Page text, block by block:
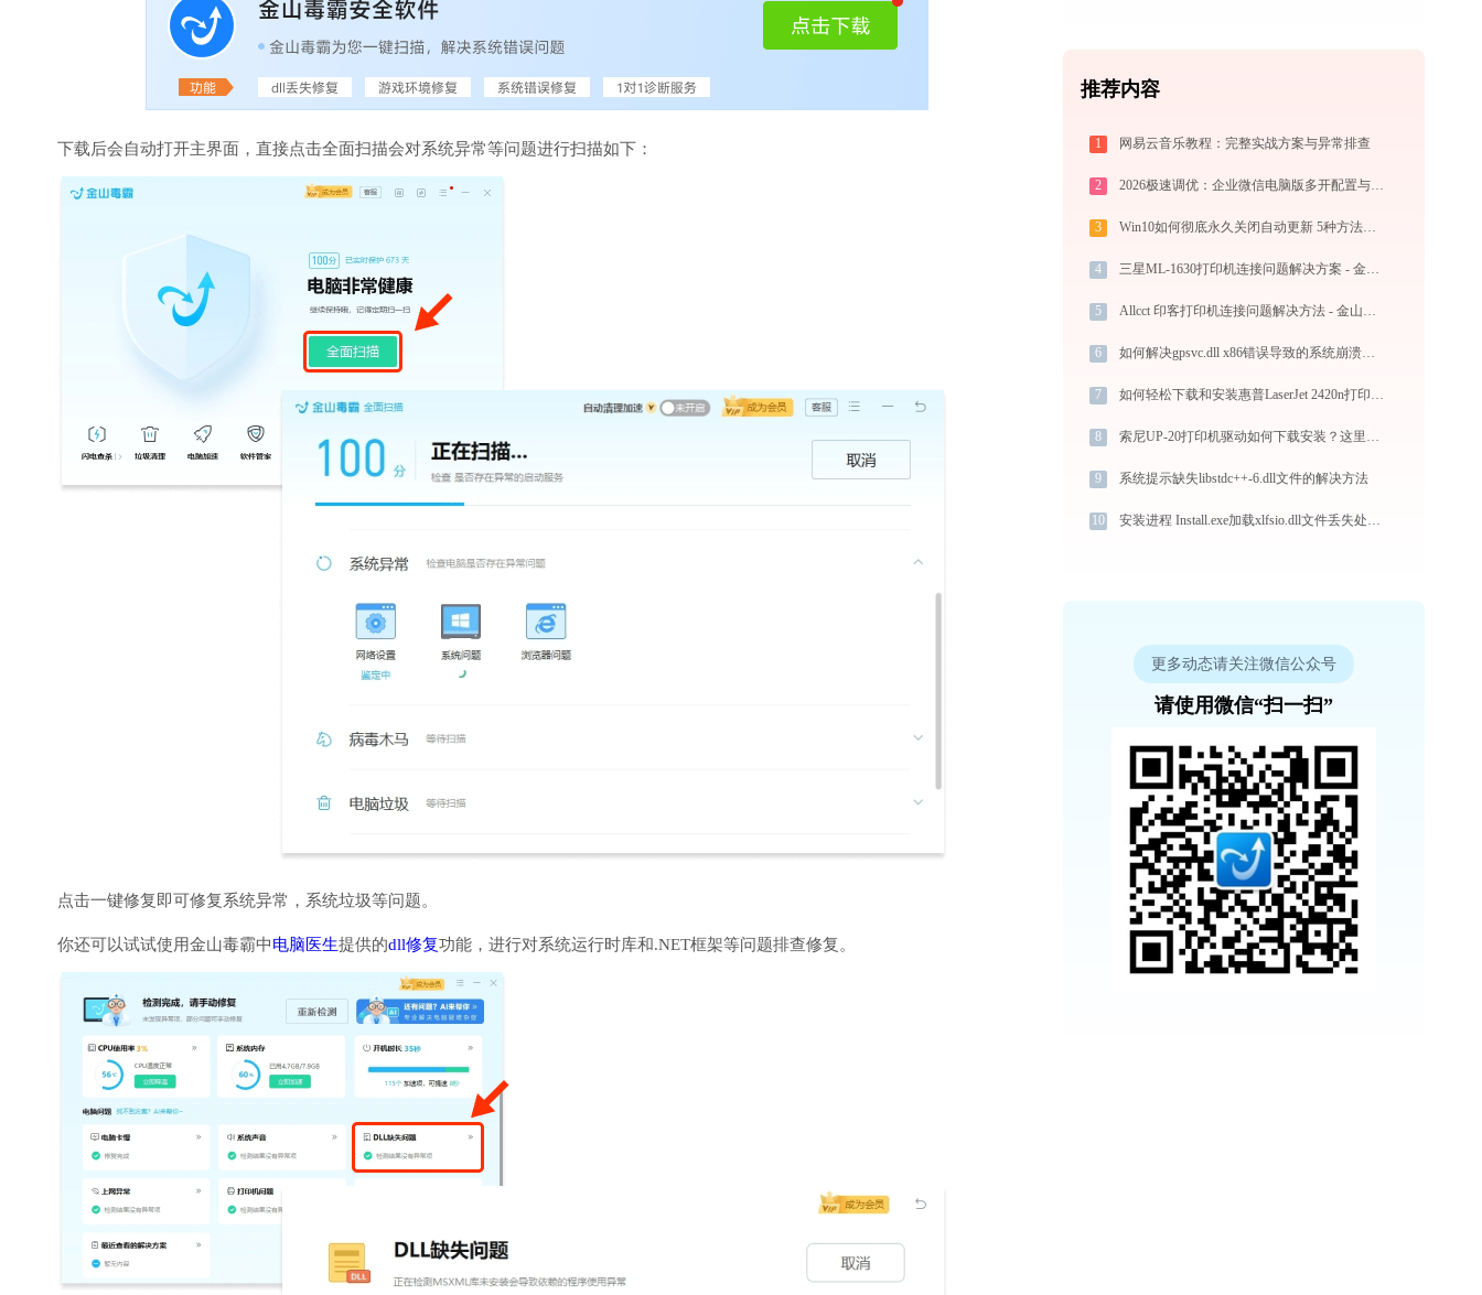
下载后会自动打开主界面，直接点击全面扫描会对系统异常等问题进行扫描如下：
点击一键修复即可修复系统异常，系统垃圾等问题。
你还可以试试使用金山毒霸中电脑医生提供的dll修复功能，进行对系统运行时库和.NET框架等问题排查修复。
推荐内容
1 网易云音乐教程：完整实战方案与异常排查
2 2026极速调优：企业微信电脑版多开配置与系统瘦身指南，拒绝流氓捆绑
3 Win10如何彻底永久关闭自动更新 5种方法教你永久关闭win10自动更新
4 三星ML-1630打印机连接问题解决方案 - 金山毒霸
5 Allcct 印客打印机连接问题解决方法 - 金山毒霸
6 如何解决gpsvc.dll x86错误导致的系统崩溃问题？
7 如何轻松下载和安装惠普LaserJet 2420n打印机驱动？跟着这篇指南走
8 索尼UP-20打印机驱动如何下载安装？这里有你需要的所有信息
9 系统提示缺失libstdc++-6.dll文件的解决方法
10 安装进程 Install.exe加载xlfsio.dll文件丢失处理办法
更多动态请关注微信公众号
请使用微信“扫一扫”